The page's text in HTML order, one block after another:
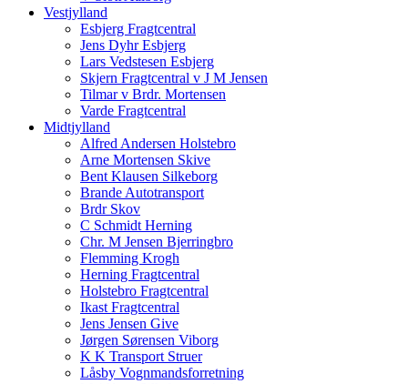
Vestjylland
Esbjerg Fragtcentral
Jens Dyhr Esbjerg
Lars Vedstesen Esbjerg
Skjern Fragtcentral v J M Jensen
Tilmar v Brdr. Mortensen
Varde Fragtcentral
Midtjylland
Alfred Andersen Holstebro
Arne Mortensen Skive
Bent Klausen Silkeborg
Brande Autotransport
Brdr Skov
C Schmidt Herning
Chr. M Jensen Bjerringbro
Flemming Krogh
Herning Fragtcentral
Holstebro Fragtcentral
Ikast Fragtcentral
Jens Jensen Give
Jørgen Sørensen Viborg
K K Transport Struer
Låsby Vognmandsforretning